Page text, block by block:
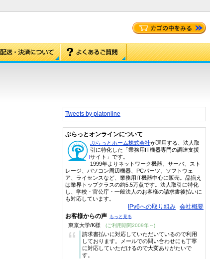
Tweets by platonline
ぷらっとオンラインについて
ぷらっとホーム株式会社が運用する、法人取
引に特化した「業務用IT機器専門の調達支援
サイト」です。
1999年よりネットワーク機器、サーバ、スト
レージ、パソコン周辺機器、PCパーツ、ソフトウェ
ア、ライセンスなど、業務用IT機器中心に販売。品揃え
は業界トップクラスの約5.5万点です。法人取引に特化
し、学校・官公庁・一般法人のお客様の請求書後払いに
も対応しています。
IPv6への取り組み 会社概要
お客様からの声 もっと見る
東京大学/K様 (ご利用期間2009年～)
“
請求書払いに対応していただいているので利用
しております。メールでの問い合わせにも丁寧
に対応していただけるので大変ありがたいで
す。